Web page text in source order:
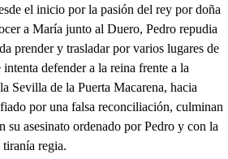
el inicio por la pasión del rey por doña
a María junto al Duero, Pedro repudia
prender y trasladar por varios lugares de
defender a la reina frente a la
Sevilla de la Puerta Macarena, hacia
por una falsa reconciliación, culminan
su asesinato ordenado por Pedro y con la
regia.